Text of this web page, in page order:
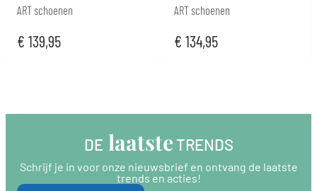
ART schoenen
€ 139,95
ART schoenen
€ 134,95
DE laatste TRENDS
Schrijf je in voor onze nieuwsbrief en ontvang de laatste
trends en acties!